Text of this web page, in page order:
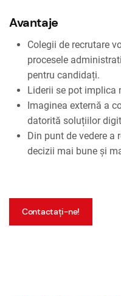
Avantaje
Colegii de recrutare
procesele
pentru candidați.
Liderii se pot implica
Imaginea externă a
datorită soluțiilor
Din punt de vedere a
decizii mai bune și
Contactați-ne!